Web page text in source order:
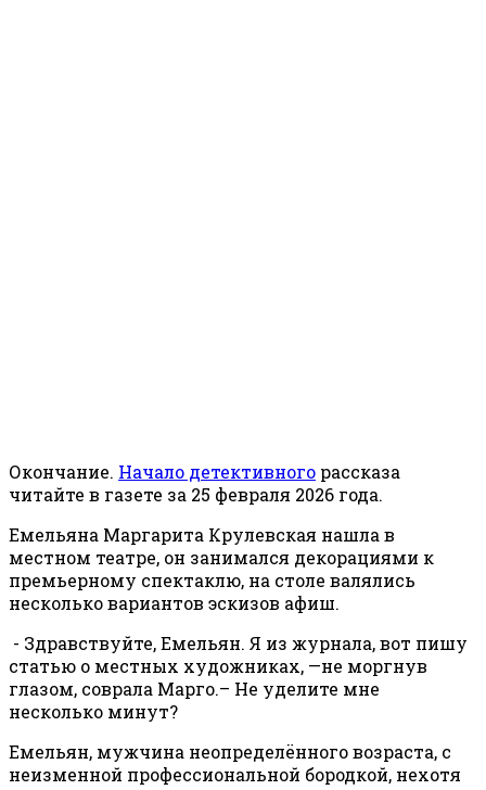
Окончание. Начало детективного рассказа
читайте в газете за 25 февраля 2026 года.
Емельяна Маргарита Крулевская нашла в
местном театре, он занимался декорациями к
премьерному спектаклю, на столе валялись
несколько вариантов эскизов афиш.
- Здравствуйте, Емельян. Я из журнала, вот пишу
статью о местных художниках, —не моргнув
глазом, соврала Марго.– Не уделите мне
несколько минут?
Емельян, мужчина неопределённого возраста, с
неизменной профессиональной бородкой, нехотя